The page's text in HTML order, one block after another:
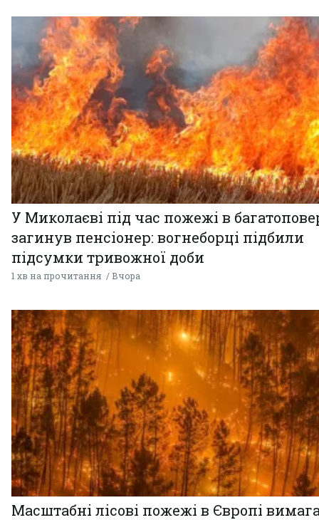
У Миколаєві під час пожежі в
загинув пенсіонер: вогнеборці підбили
підсумки тривожної доби
1 хв на прочитання Вчора
Масштабні лісові пожежі в Європі